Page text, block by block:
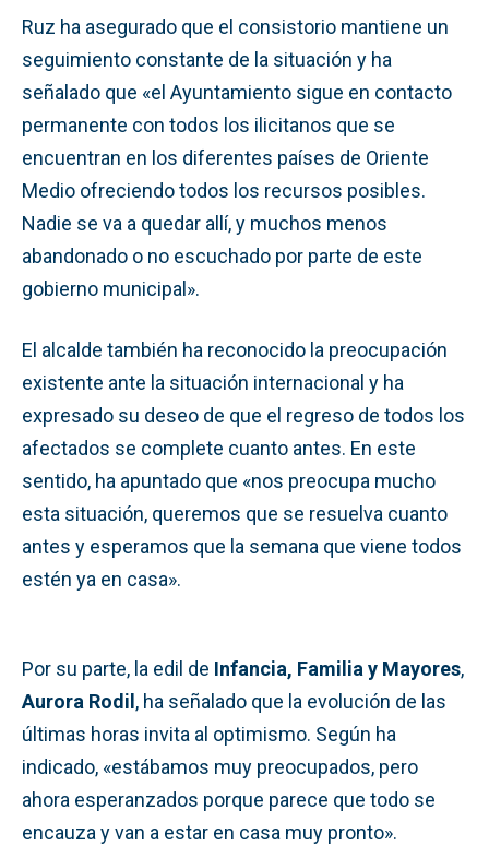
Ruz ha asegurado que el consistorio mantiene un
seguimiento constante de la situación y ha
señalado que «el Ayuntamiento sigue en contacto
permanente con todos los ilicitanos que se
encuentran en los diferentes países de Oriente
Medio ofreciendo todos los recursos posibles.
Nadie se va a quedar allí, y muchos menos
abandonado o no escuchado por parte de este
gobierno municipal».
El alcalde también ha reconocido la preocupación
existente ante la situación internacional y ha
expresado su deseo de que el regreso de todos los
afectados se complete cuanto antes. En este
sentido, ha apuntado que «nos preocupa mucho
esta situación, queremos que se resuelva cuanto
antes y esperamos que la semana que viene todos
estén ya en casa».
Por su parte, la edil de Infancia, Familia y Mayores,
Aurora Rodil, ha señalado que la evolución de las
últimas horas invita al optimismo. Según ha
indicado, «estábamos muy preocupados, pero
ahora esperanzados porque parece que todo se
encauza y van a estar en casa muy pronto».